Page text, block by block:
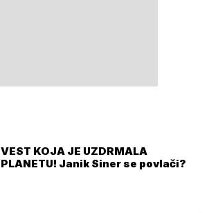
VEST KOJA JE UZDRMALA
PLANETU! Janik Siner se povlači?